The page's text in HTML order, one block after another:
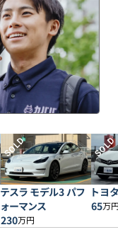
SOLD
テスラ モデル3 パフ
ォーマンス
230万円
SOLD
トヨ
65万円